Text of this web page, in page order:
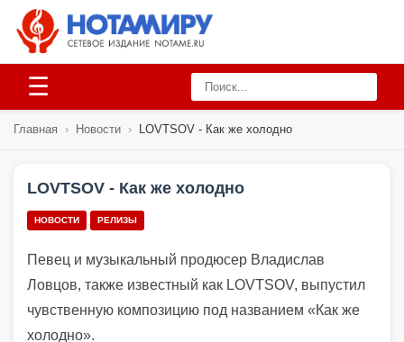
☰
Главная › Новости › LOVTSOV - Как же холодно
LOVTSOV - Как же холодно
НОВОСТИ РЕЛИЗЫ
Певец и музыкальный продюсер Владислав
Ловцов, также известный как LOVTSOV, выпустил
чувственную композицию под названием «Как же
холодно».